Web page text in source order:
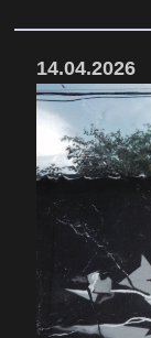
14.04.2026